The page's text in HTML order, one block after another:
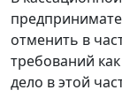
отменить в
требований
дело в этой